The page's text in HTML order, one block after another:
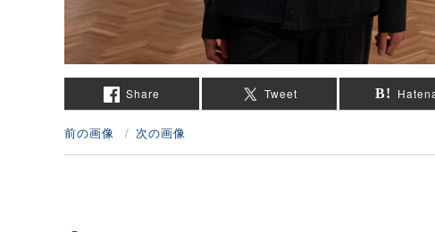
Share Tweet
前の画像 次の画像